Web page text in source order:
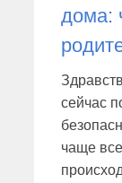
дома:
сейчас
чаще